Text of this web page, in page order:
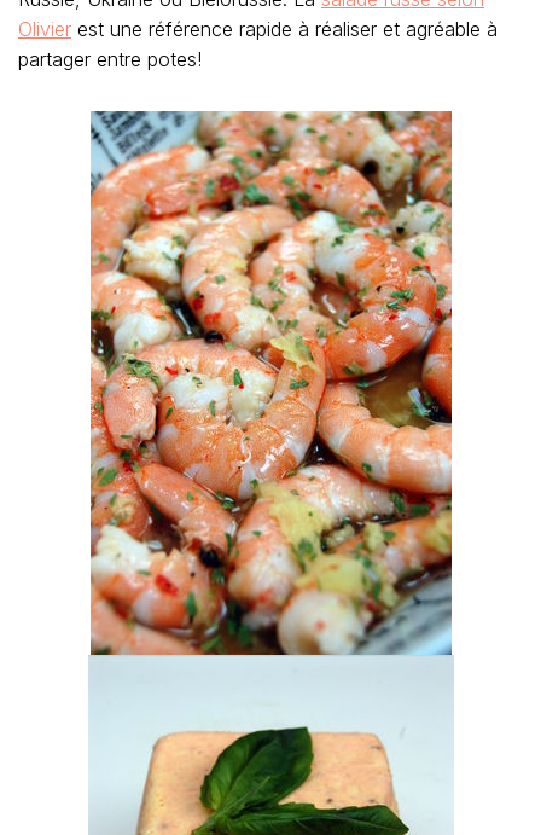
Olivier est une référence rapide à réaliser et agréable à
partager entre potes!